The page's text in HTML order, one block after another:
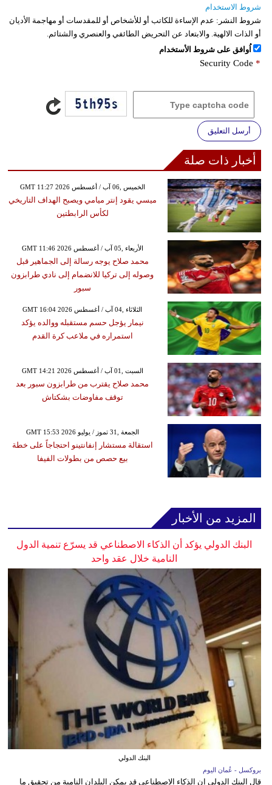
شروط الاستخدام
شروط النشر: عدم الإساءة للكاتب أو للأشخاص أو للمقدسات أو مهاجمة الأديان
أو الذات الالهية. والابتعاد عن التحريض الطائفي والعنصري والشتائم.
اُوافق على شروط الأستخدام
Security Code *
أرسل التعليق
أخبار ذات صلة
GMT 11:27 2026 الخميس ,06 آب / أغسطس
ميسي يقود إنتر ميامي ويصبح الهداف التاريخي
لكأس الرابطتين
GMT 11:46 2026 الأربعاء ,05 آب / أغسطس
محمد صلاح يوجه رسالة إلى الجماهير قبل
وصوله إلى تركيا للانضمام إلى نادي طرابزون
سبور
GMT 16:04 2026 الثلاثاء ,04 آب / أغسطس
نيمار يؤجل حسم مستقبله ووالده يؤكد
استمراره في ملاعب كرة القدم
GMT 14:21 2026 السبت ,01 آب / أغسطس
محمد صلاح يقترب من طرابزون سبور بعد
توقف مفاوضات بشكتاش
GMT 15:53 2026 الجمعة ,31 تموز / يوليو
استقالة مستشار إنفانتينو احتجاجاً على خطة
بيع حصص من بطولات الفيفا
المزيد من الأخبار
البنك الدولي يؤكد أن الذكاء الاصطناعي قد يسرّع تنمية الدول
النامية خلال عقد واحد
البنك الدولي
بروكسل - عُمان اليوم
قال البنك الدولي إن الذكاء الاصطناعي قد يمكن البلدان النامية من تحقيق ما